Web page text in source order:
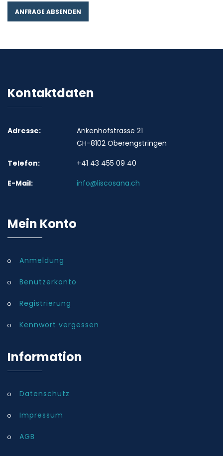
Kontaktdaten
Adresse:
Ankenhofstrasse 21
CH-8102 Oberengstringen
Telefon:
+41 43 455 09 40
E-Mail:
info@liscosana.ch
Mein Konto
Anmeldung
Benutzerkonto
Registrierung
Kennwort vergessen
Information
Datenschutz
Impressum
AGB